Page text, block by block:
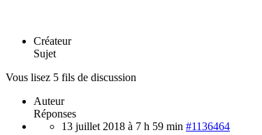
Créateur
Sujet
Vous lisez 5 fils de discussion
Auteur
Réponses
13 juillet 2018 à 7 h 59 min #1136464